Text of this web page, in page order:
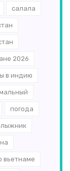
салала
2026
в индию
погода
вьетнаме